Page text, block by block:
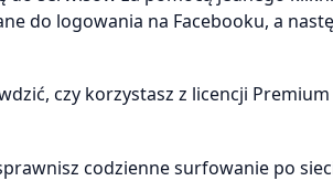
do logowania na Facebooku, a
czy korzystasz z licencji
codzienne surfowanie po